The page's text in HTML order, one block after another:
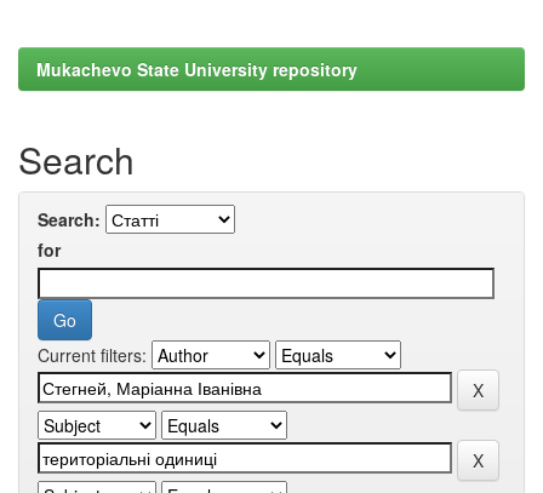
Mukachevo State University repository
Search
Search:
for
Current filters: